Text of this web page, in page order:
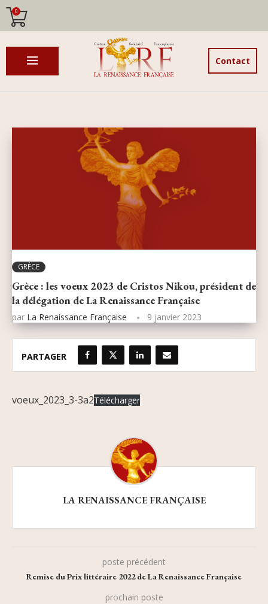
0
Contact
GRÈCE
Grèce : les voeux 2023 de Cristos Nikou, président de
la délégation de La Renaissance Française
par La Renaissance Française 9 janvier 2023
PARTAGER
voeux_2023_3-3a2Télécharger
LA RENAISSANCE FRANÇAISE
poste précédent
Remise du Prix littéraire 2022 de La Renaissance Française
prochain poste